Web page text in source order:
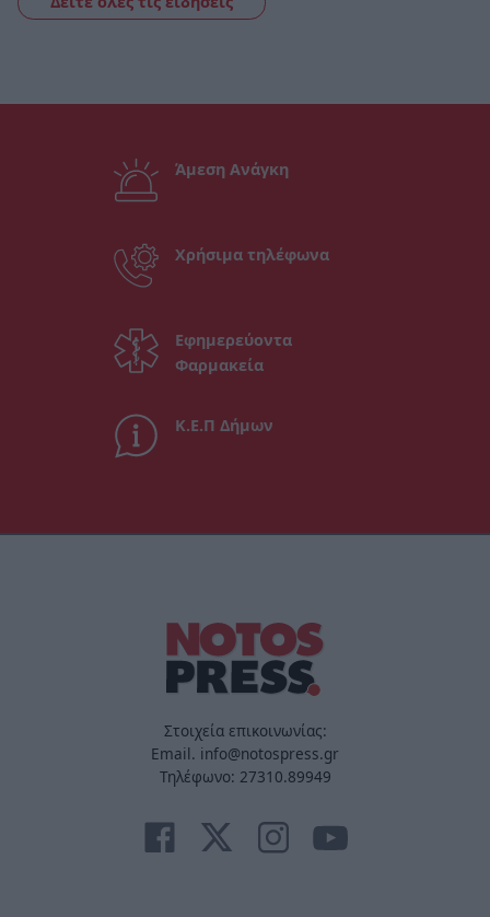
Άμεση Ανάγκη
Χρήσιμα τηλέφωνα
Εφημερεύοντα
Φαρμακεία
Κ.Ε.Π Δήμων
Στοιχεία επικοινωνίας:
Email. info@notospress.gr
Τηλέφωνο: 27310.89949